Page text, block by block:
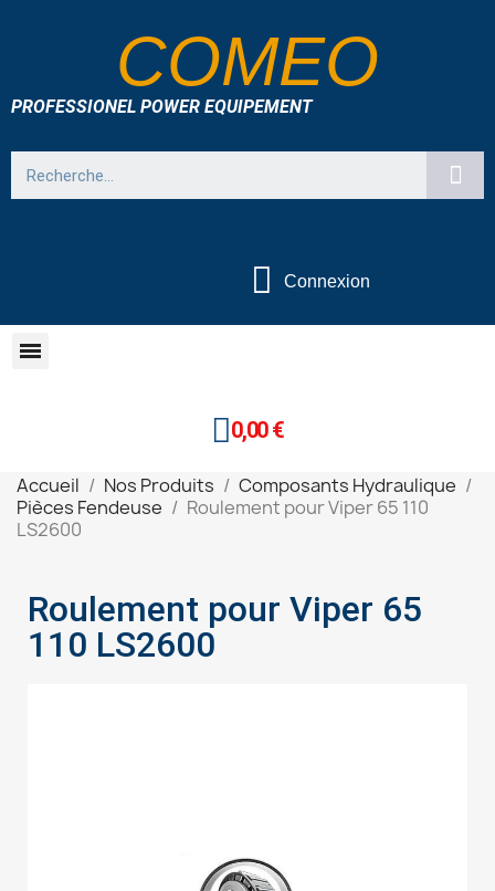
COMEO
PROFESSIONEL POWER EQUIPEMENT
Connexion
0,00 €
Accueil Nos Produits
Composants Hydraulique
Pièces Fendeuse
Roulement pour Viper 65 110
LS2600
Roulement pour Viper 65
110 LS2600